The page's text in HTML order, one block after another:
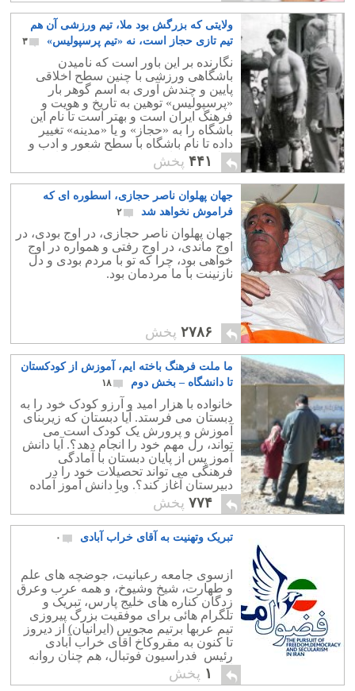
ولایتی که بزرگش بود ملا، تیم ورزشی آن هم
تیم تازی حجاز است، نه «تیم پرسپولیس»
۳
نگارنده بر این باور است که نامیدن
باشگاهی ورزشی با چنین سطح اخلاقی
پایین و چندش آوری به اسم گوهر بار
«پرسپولیس» توهین به تاریخ و هویت و
فرهنگ ایران است و بهتر است تا نام این
باشگاه را به «حجاز» و یا «مدینه» تغییر
داده تا نام باشگاه با سطح شعور و ادب و
اخلاق بازیکنان تیم سنخیت داشته باشد.
۴۴۱ پخش
جهان پهلوان ناصر حجازی، اسطوره ای که
فراموش نخواهد شد
۲
جهان پهلوان ناصر حجازی، در اوج بودی، در
اوج ماندی، در اوج رفتی و همواره در اوج
خواهی بود، چرا که تو با مردم بودی و دل
نازنینت با ما مردمان بود.
۲۷۸۶ پخش
ما ملت فرهنگ باخته ایم، آموزش از کودکستان
تا دانشگاه – بخش دوم
۱۸
خانواده با هزار امید و آرزو کودک خود را به
دبستان می فرستد. آیا دبستان که زیربنای
آموزش و پرورش یک کودک است می
تواند، رل مهم خود را انجام دهد؟. آیا دانش
آموز پس از پایان دبستان با آمادگی
فرهنگی می تواند تحصیلات خود را در
دبیرستان آغاز کند؟. ویا دانش آموز آماده
دریافت تحصیلات دانشگاهی است؟.
۷۷۴ پخش
تبریک وتهنیت به آقای خراب آبادی ۰
ازسوی جامعه رعبانیت، جوضچه های علم
و طهارت، شیخ وشیوخ، و همه عرب وعرق
زدگان کناره های خلیج پارس، تبریک و
تلگرام هائی برای موفقیت بزرگ پیروزی
تیم عربها برتیم مجوس (ایرانیان) از دیروز
تا کنون به مقروکاخ آقای خراب آبادی
رئیس فدراسیون فوتبال، هم چنان روانه
است. دراین مورد شترسوارانی ازصحرا
وبیابان های عربستان، […]
۱ پخش